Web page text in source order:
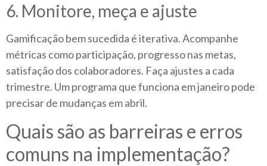
6. Monitore, meça e ajuste
Gamificação bem sucedida é iterativa. Acompanhe
métricas como participação, progresso nas metas,
satisfação dos colaboradores. Faça ajustes a cada
trimestre. Um programa que funciona em janeiro pode
precisar de mudanças em abril.
Quais são as barreiras e erros
comuns na implementação?